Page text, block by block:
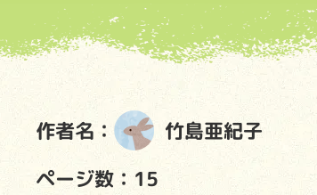
作者名： 竹島亜紀子
ページ数：15